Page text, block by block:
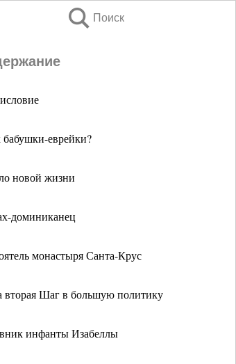
Поиск
еврейки?
новой жизни
доминиканец
монастыря Санта-Крус
вторая Шаг в большую политику
инфанты Изабеллы